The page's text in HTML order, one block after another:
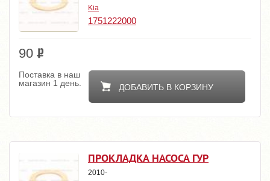
Kia
1751222000
90
ДОБАВИТЬ В КОРЗИНУ
Поставка в наш
магазин 1 день.
ПРОКЛАДКА НАСОСА ГУР
2010-